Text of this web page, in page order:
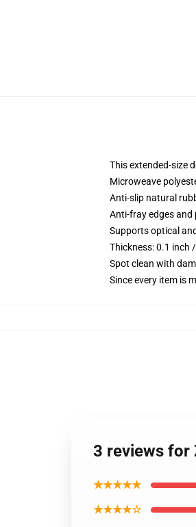
This extended-size
Microweave
Anti-slip natural
Anti-fray edges
Supports optical
Thickness: 0.1 inch
Spot clean with
Since every item is
3 reviews for
★★★★★
★★★★☆